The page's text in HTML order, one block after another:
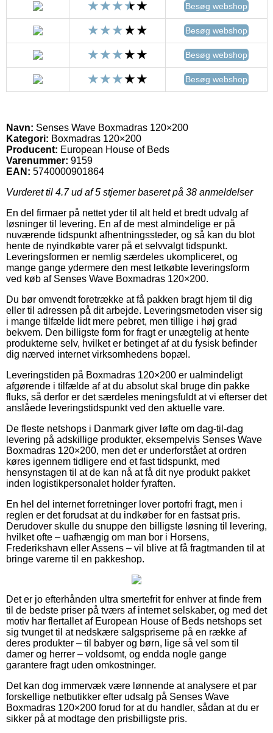
Besøg webshop
Besøg webshop
Besøg webshop
Besøg webshop
Navn: Senses Wave Boxmadras 120×200
Kategori: Boxmadras 120×200
Producent: European House of Beds
Varenummer: 9159
EAN: 5740000901864
Vurderet til 4.7ud af 5 stjerner baseret på 38 anmeldelser
En del firmaer på nettet yder til alt held et bredt udvalg af
løsninger til levering. En af de mest almindelige er på
nuværende tidspunkt afhentningssteder, og så kan du blot
hente de nyindkøbte varer på et selvvalgt tidspunkt.
Leveringsformen er nemlig særdeles ukompliceret, og
mange gange ydermere den mest letkøbte leveringsform
ved køb af Senses Wave Boxmadras 120×200.
Du bør omvendt foretrække at få pakken bragt hjem til dig
eller til adressen på dit arbejde. Leveringsmetoden viser sig
i mange tilfælde lidt mere pebret, men tillige i høj grad
bekvem. Den billigste form for fragt er unægtelig at hente
produkterne selv, hvilket er betinget af at du fysisk befinder
dig nærved internet virksomhedens bopæl.
Leveringstiden på Boxmadras 120×200 er ualmindeligt
afgørende i tilfælde af at du absolut skal bruge din pakke
fluks, så derfor er det særdeles meningsfuldt at vi efterser det
anslåede leveringstidspunkt ved den aktuelle vare.
De fleste netshops i Danmark giver løfte om dag-til-dag
levering på adskillige produkter, eksempelvis Senses Wave
Boxmadras 120×200, men det er underforstået at ordren
køres igennem tidligere end et fast tidspunkt, med
hensynstagen til at de kan nå at få dit nye produkt pakket
inden logistikpersonalet holder fyraften.
En hel del internet forretninger lover portofri fragt, men i
reglen er det forudsat at du indkøber for en fastsat pris.
Derudover skulle du snuppe den billigste løsning til levering,
hvilket ofte – uafhængig om man bor i Horsens,
Frederikshavn eller Assens – vil blive at få fragtmanden til at
bringe varerne til en pakkeshop.
Det er jo efterhånden ultra smertefrit for enhver at finde frem
til de bedste priser på tværs af internet selskaber, og med det
motiv har flertallet af European House of Beds netshops set
sig tvunget til at nedskære salgspriserne på en række af
deres produkter – til babyer og børn, lige så vel som til
damer og herrer – voldsomt, og endda nogle gange
garantere fragt uden omkostninger.
Det kan dog immervæk være lønnende at analysere et par
forskellige netbutikker efter udsalg på Senses Wave
Boxmadras 120×200 forud for at du handler, sådan at du er
sikker på at modtage den prisbilligste pris.